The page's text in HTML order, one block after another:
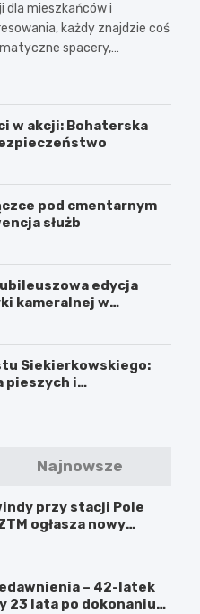
dla mieszkańców i
każdy znajdzie coś
spacery,…
w akcji: Bohaterska
pod cmentarnym
służb
edycja
kameralnej w
Siekierkowskiego:
pieszych i
Najnowsze
przy stacji Pole
ogłasza nowy
– 42-latek
23 lata po dokonaniu